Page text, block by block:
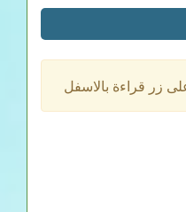
زر قراءة بالاسفل